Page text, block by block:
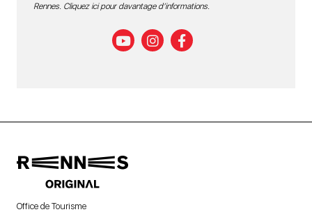
Rennes. Cliquez ici pour davantage d’informations.
Office de Tourisme